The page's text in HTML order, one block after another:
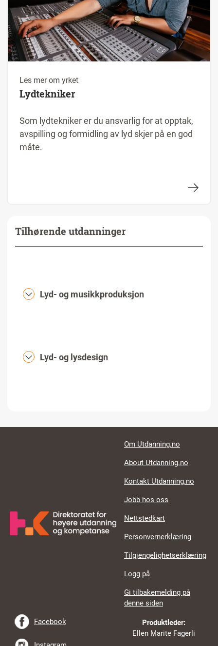
Les mer om yrket
Lydtekniker
Som lydtekniker er du ansvarlig for at opptak,
avspilling og formidling av lyd skjer på en god
måte.
Tilhørende utdanninger
Lyd- og musikkproduksjon
Lyd- og lysdesign
Footer links
Om Utdanning.no
About Utdanning.no
Kontakt Utdanning.no
Jobb hos oss
Nettstedkart
Personvernerklæring
Tilgjengelighetserklæring
Logg på
Gi tilbakemelding på
denne siden
Produktleder:
Ellen Marite Fagerli
Facebook